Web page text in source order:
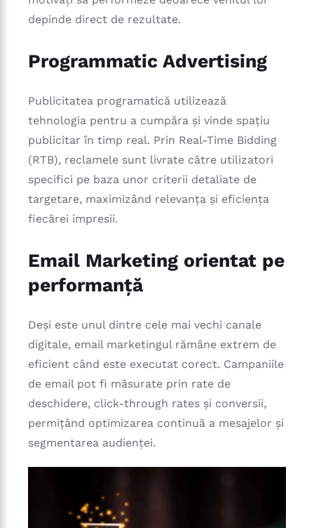
depinde direct de rezultate.
Programmatic Advertising
Publicitatea programatică utilizează
tehnologia pentru a cumpăra și vinde spațiu
publicitar în timp real. Prin Real-Time Bidding
(RTB), reclamele sunt livrate către utilizatori
specifici pe baza unor criterii detaliate de
targetare, maximizând relevanța și eficiența
fiecărei impresii.
Email Marketing orientat pe
performanță
Deși este unul dintre cele mai vechi canale
digitale, email marketingul rămâne extrem de
eficient când este executat corect. Campaniile
de email pot fi măsurate prin rate de
deschidere, click-through rates și conversii,
permițând optimizarea continuă a mesajelor și
segmentarea audienței.